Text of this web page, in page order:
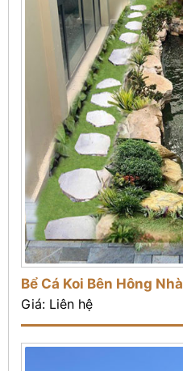
Bể Cá Koi Bên Hông Nhà
Giá: Liên hệ